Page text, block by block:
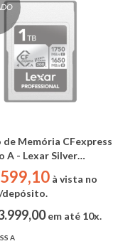
Memória CFexpress
A - Lexar Silver
1tb (PCIe Gen 4 -
s W 1650mb/s -
8k/IP68) -
RNENU
à vista no
em até 10x.
A